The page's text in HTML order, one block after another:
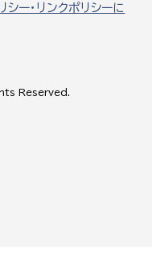
シー・リンクポリシーに
Reserved.